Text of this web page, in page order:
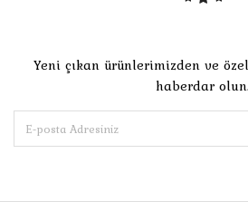
Yeni çıkan ürünlerimizden ve
haberdar olun.